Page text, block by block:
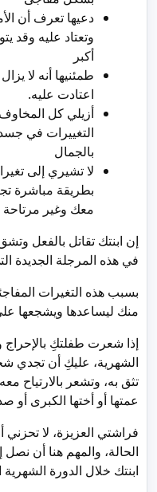
دعيها تعرف أن
وتعتاد عليه وقد
أكبر
طمئنيها أنه لا
اعتادت عليه.
أزيلي كل المخاوف
التغييرات في
بالجمال
لا تشيري إلى
بطريقة مباشرة
معك وغير مرتاحة
إن ابنتك تقاتل بالفعل
في هذه المرجلة الجديدة
بسبب هذه التغيرات
منك ليساعدها ويشجعها
إذا شعرت طفلتكِ
الشهرية، عليكِ أن تجدي
تثق به، وتشعر بالارتياح
عمتها أو أختها الكبرى أو
فراشتي العزيزة، لا تحزني
الحالة، والمهم هنا أن
ابنتك خلال الدورة الشهرية